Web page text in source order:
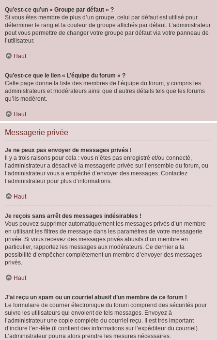
Qu’est-ce qu’un « Groupe par défaut » ?
Si vous êtes membre de plus d’un groupe, celui par défaut est utilisé pour
déterminer le rang et la couleur de groupe affichés par défaut. L’administrateur
peut vous permettre de changer votre groupe par défaut via votre panneau de
l’utilisateur.
Haut
Qu’est-ce que le lien « L’équipe du forum » ?
Cette page donne la liste des membres de l’équipe du forum, y compris les
administrateurs et modérateurs ainsi que d’autres détails tels que les forums
qu’ils modèrent.
Haut
Messagerie privée
Je ne peux pas envoyer de messages privés !
Il y a trois raisons pour cela : vous n’êtes pas enregistré et/ou connecté,
l’administrateur a désactivé la messagerie privée sur l’ensemble du forum, ou
l’administrateur vous a empêché d’envoyer des messages. Contactez
l’administrateur pour plus d’informations.
Haut
Je reçois sans arrêt des messages indésirables !
Vous pouvez supprimer automatiquement les messages privés d’un membre
en utilisant les filtres de message dans les paramètres de votre messagerie
privée. Si vous recevez des messages privés abusifs d’un membre en
particulier, rapportez les messages aux modérateurs. Ce dernier a la
possibilité d’empêcher complètement un membre d’envoyer des messages
privés.
Haut
J’ai reçu un spam ou un courriel abusif d’un membre de ce forum !
Le formulaire de courrier électronique du forum comprend des sécurités pour
suivre les utilisateurs qui envoient de tels messages. Envoyez à
l’administrateur une copie complète du courriel reçu. Il est très important
d’inclure l’en-tête (il contient des informations sur l’expéditeur du courriel).
L’administrateur pourra alors prendre les mesures nécessaires.